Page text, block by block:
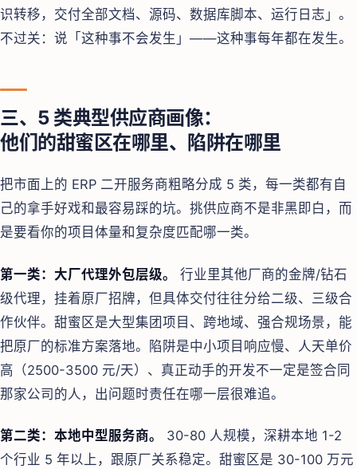
识转移，交付全部文档、源码、数据库脚本、运行日志」。
不过关：说「这种事不会发生」——这种事每年都在发生。
三、5 类典型供应商画像：
他们的甜蜜区在哪里、陷阱在哪里
把市面上的 ERP 二开服务商粗略分成 5 类，每一类都有自
己的拿手好戏和最容易踩的坑。挑供应商不是非黑即白，而
是要看你的项目体量和复杂度匹配哪一类。
第一类：大厂代理外包层级。
行业里其他厂商的金牌/钻石
级代理，挂着原厂招牌，但具体交付往往分给二级、三级合
作伙伴。甜蜜区是大型集团项目、跨地域、强合规场景，能
把原厂的标准方案落地。陷阱是中小项目响应慢、人天单价
高（2500-3500 元/天）、真正动手的开发不一定是签合同
那家公司的人，出问题时责任在哪一层很难追。
第二类：本地中型服务商。
30-80 人规模，深耕本地 1-2
个行业 5 年以上，跟原厂关系稳定。甜蜜区是 30-100 万元